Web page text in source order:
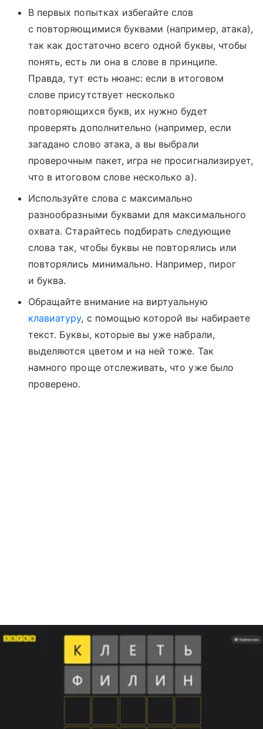
В первых попытках избегайте слов
с повторяющимися буквами (например, атака),
так как достаточно всего одной буквы, чтобы
понять, есть ли она в слове в принципе.
Правда, тут есть нюанс: если в итоговом
слове присутствует несколько
повторяющихся букв, их нужно будет
проверять дополнительно (например, если
загадано слово атака, а вы выбрали
проверочным пакет, игра не просигнализирует,
что в итоговом слове несколько а).
Используйте слова с максимально
разнообразными буквами для максимального
охвата. Старайтесь подбирать следующие
слова так, чтобы буквы не повторялись или
повторялись минимально. Например, пирог
и буква.
Обращайте внимание на виртуальную
клавиатуру, с помощью которой вы набираете
текст. Буквы, которые вы уже набрали,
выделяются цветом и на ней тоже. Так
намного проще отслеживать, что уже было
проверено.